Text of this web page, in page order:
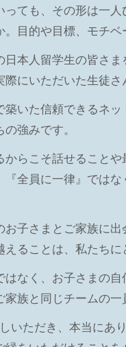
ても、その形は一
目的や目標、モチ
本人留学生の皆さ
にいただいた生徒
いた信頼できるネ
強みです。
らこそ話せること
全員に一律』では
子さまとご家族に
ることは、私たち
なく、お子さまの
族と同じチームの一
いただき、本当にあ